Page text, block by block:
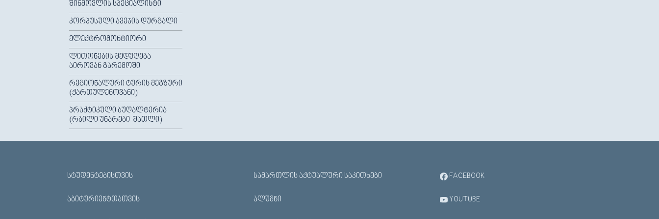
ᲨᲘᲜᲛᲝᲕᲚᲘᲡ ᲡᲞᲔᲪᲘᲐᲚᲘᲡᲢᲘ
ᲙᲝᲠᲞᲣᲡᲣᲚᲘ ᲐᲕᲔᲯᲘᲡ ᲓᲣᲠᲒᲐᲚᲘ
ᲔᲚᲔᲥᲢᲠᲝᲛᲝᲜᲢᲘᲝᲠᲘ
ᲚᲘᲗᲝᲜᲔᲑᲘᲡ ᲨᲔᲓᲣᲦᲔᲑᲐ
ᲐᲘᲠᲝᲕᲐᲜ ᲒᲐᲠᲔᲛᲝᲨᲘ
ᲠᲔᲒᲘᲝᲜᲐᲚᲣᲠᲘ ᲢᲣᲠᲘᲡ ᲛᲔᲒᲖᲣᲠᲘ
(ᲥᲐᲠᲗᲣᲚᲔᲜᲝᲕᲐᲜᲘ)
ᲞᲠᲐᲥᲢᲘᲙᲣᲚᲘ ᲑᲣᲦᲐᲚᲢᲔᲠᲘᲐ
(ᲠᲑᲘᲚᲘ ᲣᲜᲐᲠᲔᲑᲘ-ᲨᲐᲗᲚᲘ)
ᲡᲢᲣᲓᲔᲜᲢᲔᲑᲘᲡᲗᲕᲘᲡ
ᲐᲑᲘᲢᲣᲠᲘᲔᲜᲢᲗᲐᲗᲕᲘᲡ
ᲡᲐᲛᲐᲠᲗᲚᲘᲡ ᲐᲥᲢᲣᲐᲚᲣᲠᲘ ᲡᲐᲙᲘᲗᲮᲔᲑᲘ
ᲐᲚᲣᲛᲜᲘ
FACEBOOK
YOUTUBE